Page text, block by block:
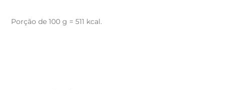
Porção de 100 g = 511 kcal.